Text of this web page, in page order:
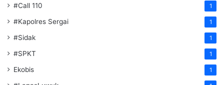
#Call 110 1
#Kapolres Sergai 1
#Sidak 1
#SPKT 1
Ekobis 1